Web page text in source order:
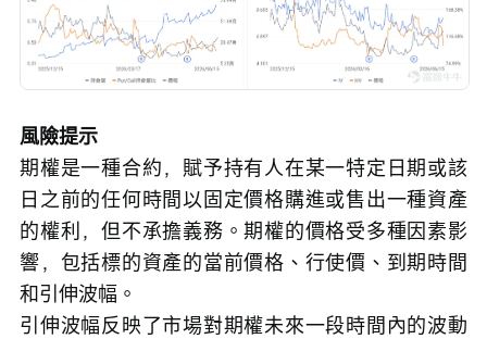
風險提示
期權是一種合約，賦予持有人在某一特定日期或該
日之前的任何時間以固定價格購進或售出一種資產
的權利，但不承擔義務。期權的價格受多種因素影
響，包括標的資產的當前價格、行使價、到期時間
和引伸波幅。
引伸波幅反映了市場對期權未來一段時間內的波動